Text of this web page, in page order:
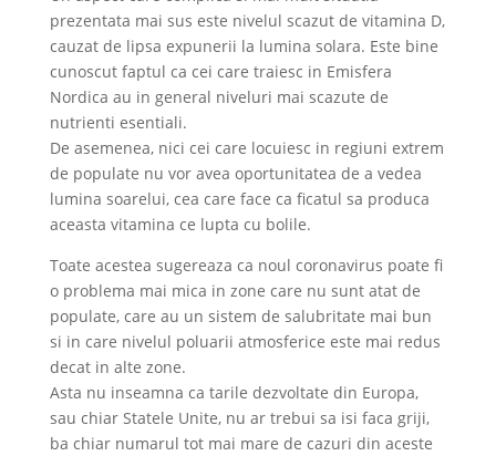
prezentata mai sus este nivelul scazut de vitamina D,
cauzat de lipsa expunerii la lumina solara. Este bine
cunoscut faptul ca cei care traiesc in Emisfera
Nordica au in general niveluri mai scazute de
nutrienti esentiali.
De asemenea, nici cei care locuiesc in regiuni extrem
de populate nu vor avea oportunitatea de a vedea
lumina soarelui, cea care face ca ficatul sa produca
aceasta vitamina ce lupta cu bolile.
Toate acestea sugereaza ca noul coronavirus poate fi
o problema mai mica in zone care nu sunt atat de
populate, care au un sistem de salubritate mai bun
si in care nivelul poluarii atmosferice este mai redus
decat in alte zone.
Asta nu inseamna ca tarile dezvoltate din Europa,
sau chiar Statele Unite, nu ar trebui sa isi faca griji,
ba chiar numarul tot mai mare de cazuri din aceste